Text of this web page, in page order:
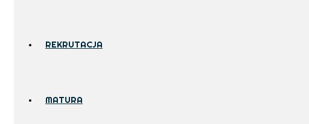
REKRUTACJA
MATURA